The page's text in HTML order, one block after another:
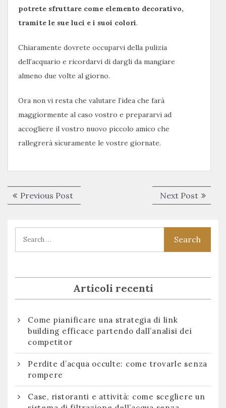
potrete sfruttare come elemento decorativo,
tramite le sue luci e i suoi colori.
Chiaramente dovrete occuparvi della pulizia
dell’acquario e ricordarvi di dargli da mangiare
almeno due volte al giorno.
Ora non vi resta che valutare l’idea che farà
maggiormente al caso vostro e prepararvi ad
accogliere il vostro nuovo piccolo amico che
rallegrerà sicuramente le vostre giornate.
Navigazione
articoli
Previous PostPrevious
post:
Next PostNext
post:
Articoli recenti
Come pianificare una strategia di link
building efficace partendo dall’analisi dei
competitor
Perdite d’acqua occulte: come trovarle senza
rompere
Case, ristoranti e attività: come scegliere un